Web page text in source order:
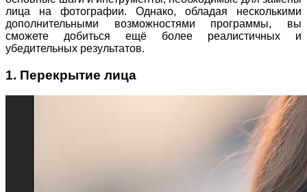
лица на фотографии. Однако, обладая несколькими
дополнительными возможностями программы, вы
сможете добиться ещё более реалистичных и
убедительных результатов.
1. Перекрытие лица